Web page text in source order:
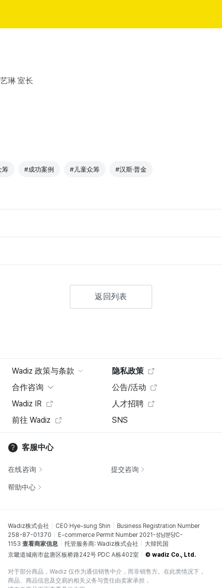
琳 室长
筹 #成功案例 #儿童众筹 #汉斯·普金
返回列表
Wadiz 政策与条款
隐私政策
合作咨询
公告/活动
Wadiz IR
人才招聘
前往 Wadiz
SNS
客服中心
在线咨询 提交咨询
帮助中心
Wadiz株式会社 CEO Hye-sung Shin
Business Registration Number
258-87-01370
E-commerce Permit Number 2021-성남분당C-
1153 查看商家信息 托管服务商: Wadiz株式会社
大韓民国
京畿道城南市盆唐区板桥路242号 PDC A栋402室
© wadiz Co., Ltd.
对于部分商品，Wadiz 仅作为通信销售中介，而非销售方。在此类情况下，
商品、商品信息及交易的相关义务与责任由卖家承担，